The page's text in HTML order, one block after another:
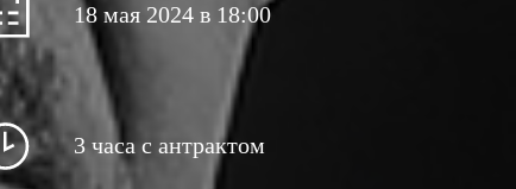
18 мая 2024 в 18:00
3 часа с антрактом